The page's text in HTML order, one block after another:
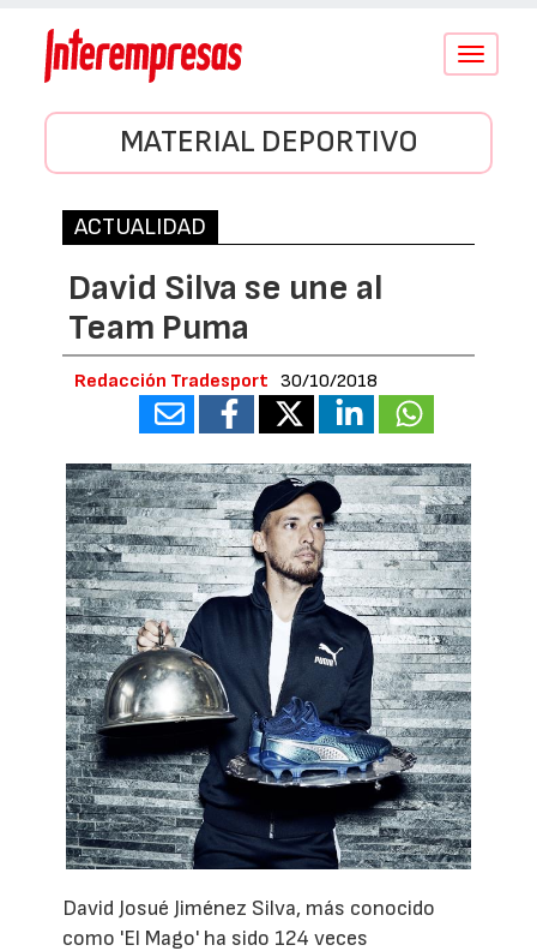
Conmutar
MATERIAL DEPORTIVO
ACTUALIDAD
David Silva se une al
Team Puma
Redacción Tradesport 30/10/2018
David Josué Jiménez Silva, más conocido
como 'El Mago' ha sido 124 veces